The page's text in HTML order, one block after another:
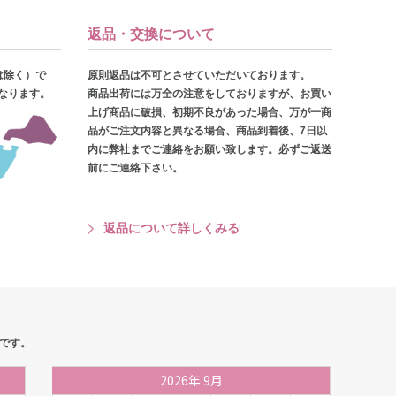
除く）で
ります。
返品・交換について
原則返品は不可とさせていただいております。
商品出荷には万全の注意をしておりますが、お買い
上げ商品に破損、初期不良があった場合、万が一商
品がご注文内容と異なる場合、商品到着後、7日以
内に弊社までご連絡をお願い致します。必ずご返送
前にご連絡下さい。
返品について詳しくみる
す。
2026年 9月